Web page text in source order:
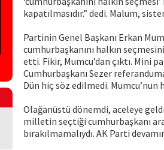
kapatılmasıdır.” dedi. Malum,
Partinin Genel Başkanı Erkan
cumhurbaşkanını halkın
etti. Fikir, Mumcu’dan çıktı. Mini
Cumhurbaşkanı Sezer
Dün hiç söz edilmedi. Mumcu’nun
Olağanüstü dönemdi, aceleye
milletin seçtiği cumhurbaşkanı
bırakılmamalıydı. AK Parti